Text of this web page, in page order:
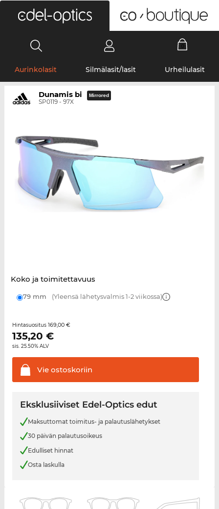
Aurinkolasit Silmälasit/lasit Urheilulasit
Dunamis bi
SP0119 - 97X
Mirrored
Koko ja toimitettavuus
79 mm (Yleensä lähetysvalmis 1-2 viikossa)
Hintasuositus 169,00 €
135,20 €
sis. 25.50% ALV
Vieostoskoriin
Eksklusiiviset Edel-Optics edut
Maksuttomat toimitus- ja palautuslähetykset
30 päivän palautusoikeus
Edulliset hinnat
Osta laskulla